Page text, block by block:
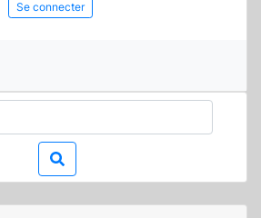
Se connecter